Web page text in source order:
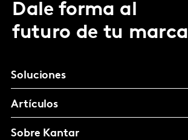
Dale forma al
futuro de tu marca
Soluciones
Artículos
Sobre Kantar